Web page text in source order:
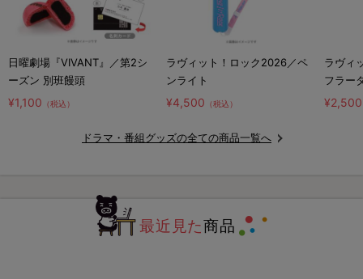
日曜劇場『VIVANT』／第2シ
ーズン 別班饅頭
¥1,100 （税込）
ラヴィット！ロック2026／ペ
ンライト
¥4,500 （税込）
ラヴィ
フラー
¥2,500
ドラマ・番組グッズの全ての商品一覧へ
最近見た商品